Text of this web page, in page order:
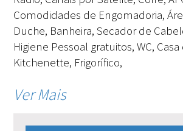
Comodidades de Engomadoria,
Duche, Banheira, Secador de
Higiene Pessoal gratuitos, WC,
Kitchenette, Frigorífico,
Ver Mais